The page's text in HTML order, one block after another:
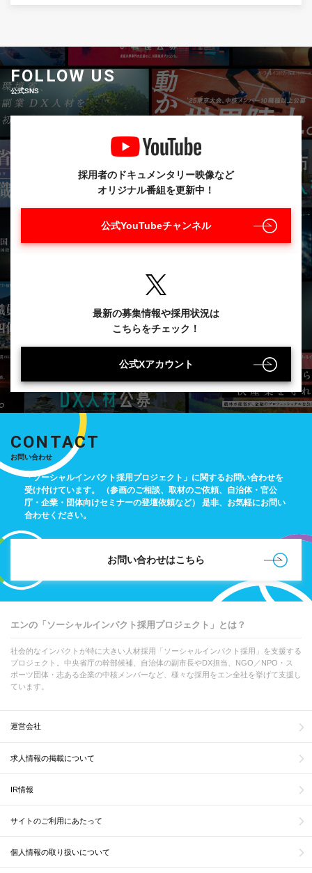
FOLLOW US
公式SNS
採用者のドキュメンタリー映像など
オリジナル番組を更新中！
公式YouTubeチャンネル
最新の募集情報や採用状況は
こちらをチェック！
公式Xアカウント
CONTACT
お問い合わせ
「ソーシャルインパクト採用プロジェクト」に関するお問い合わせを
受け付けています。
（参画のご相談、取材のご依頼、自治体・官公
庁・企業・団体向けセミナーの登壇依頼など）
是非、お気軽にお問い
合わせください。
お問い合わせはこちら
エンの「ソーシャルインパクト採用プロジェクト」とは？
社会的なインパクトが特に大きい人材採用「ソーシャルインパクト採用」を支援する
プロジェクト。中央省庁の幹部候補、自治体の副市長やDX担当、NGO／NPO・ス
ポーツ団体・志ある企業の中核メンバーなど、様々な採用をエン全社を挙げて支援し
ています。
運営会社
求人情報の掲載について
IR情報
サイトのご利用にあたって
個人情報の取り扱いについて